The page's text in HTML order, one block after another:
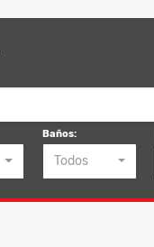
Baños:
Todos